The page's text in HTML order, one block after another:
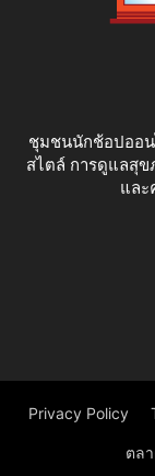
ชุมชนนักช้อปออน
สไตล์ การดูแลสุข
และ
Privacy Policy
ตล